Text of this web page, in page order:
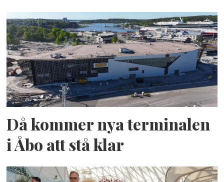
Då kommer nya terminalen
i Åbo att stå klar